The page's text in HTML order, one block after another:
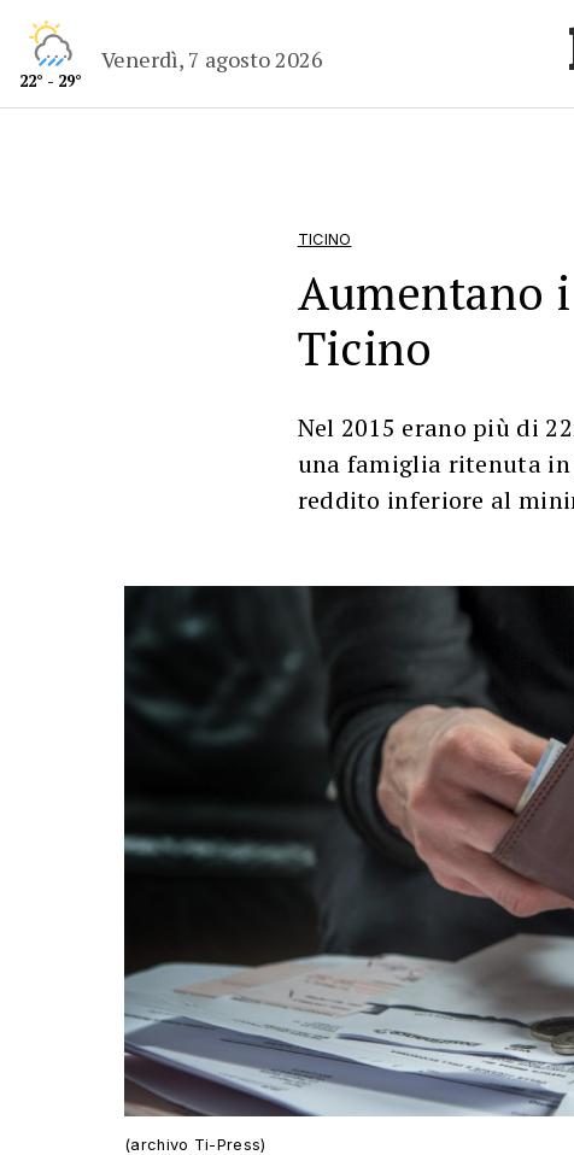
22° - 29°
Venerdì, 7 agosto 2026
TICINO
Aumentano
Ticino
Nel 2015 erano più di
una famiglia ritenuta in
reddito inferiore al
(archivo Ti-Press)